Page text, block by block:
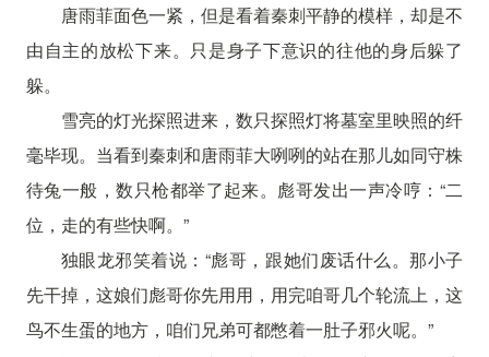
唐雨菲面色一紧，但是看着秦刺平静的模样，却是不
由自主的放松下来。只是身子下意识的往他的身后躲了
躲。
雪亮的灯光探照进来，数只探照灯将墓室里映照的纤
毫毕现。当看到秦刺和唐雨菲大咧咧的站在那儿如同守株
待兔一般，数只枪都举了起来。彪哥发出一声冷哼：“二
位，走的有些快啊。”
独眼龙邪笑着说：“彪哥，跟她们废话什么。那小子
先干掉，这娘们彪哥你先用用，用完咱哥几个轮流上，这
鸟不生蛋的地方，咱们兄弟可都憋着一肚子邪火呢。”